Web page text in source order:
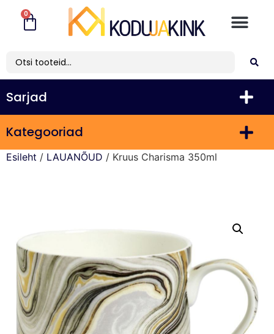
0
Sarjad
Kategooriad
Esileht / LAUANÕUD / Kruus Charisma 350ml